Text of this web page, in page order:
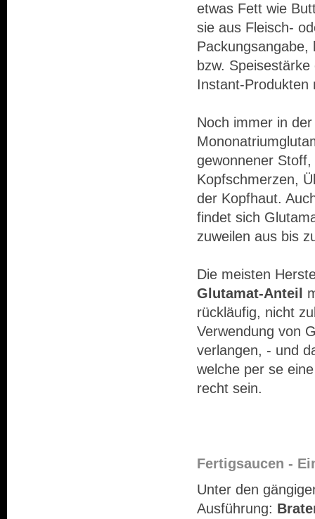
etwas Fett wie
sie aus Fleisch-
Packungsangabe,
bzw.
Instant-Produkten
Noch immer in
gewonnener
Kopfschmerzen,
der Kopfhaut.
findet sich
zuweilen aus bis
Die meisten
Glutamat-Anteil
rückläufig, nicht
Verwendung von
verlangen, - und
welche per se
recht sein.
Fertigsaucen -
Unter den
Ausführung: